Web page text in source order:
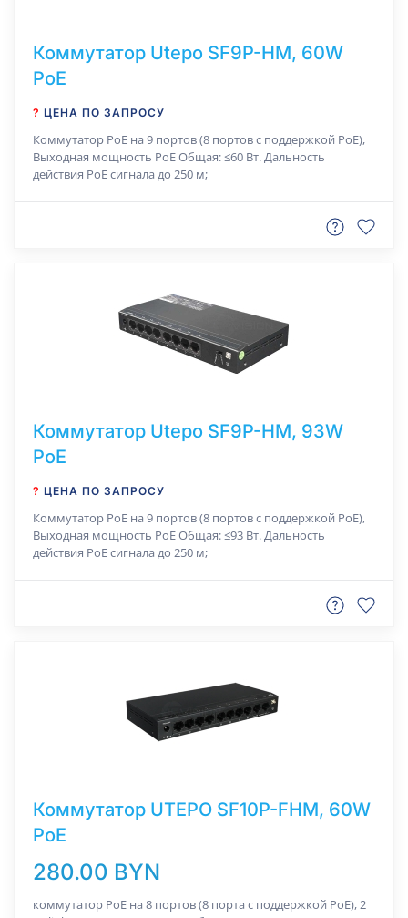
Коммутатор Utepo SF9P-HM, 60W
PoE
? ЦЕНА ПО ЗАПРОСУ
Коммутатор РоЕ на 9 портов (8 портов с поддержкой PoE),
Выходная мощность PoE Общая: ≤60 Вт. Дальность
действия РоЕ сигнала до 250 м;
Коммутатор Utepo SF9P-HM, 93W
PoE
? ЦЕНА ПО ЗАПРОСУ
Коммутатор РоЕ на 9 портов (8 портов с поддержкой PoE),
Выходная мощность PoE Общая: ≤93 Вт. Дальность
действия РоЕ сигнала до 250 м;
Коммутатор UTEPO SF10P-FHM, 60W
PoE
280.00 BYN
коммутатор РоЕ на 8 портов (8 порта с поддержкой PoE), 2